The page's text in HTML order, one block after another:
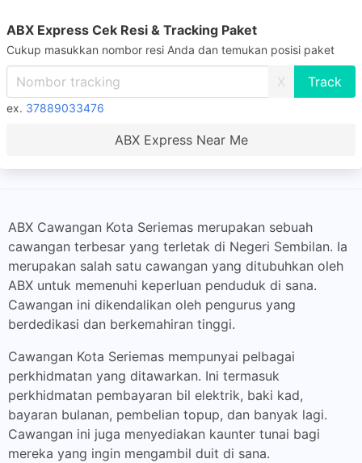
ABX Express Cek Resi & Tracking Paket
Cukup masukkan nombor resi Anda dan temukan posisi paket
X
ex. 37889033476
ABX Express Near Me
ABX Cawangan Kota Seriemas merupakan sebuah
cawangan terbesar yang terletak di Negeri Sembilan. Ia
merupakan salah satu cawangan yang ditubuhkan oleh
ABX untuk memenuhi keperluan penduduk di sana.
Cawangan ini dikendalikan oleh pengurus yang
berdedikasi dan berkemahiran tinggi.
Cawangan Kota Seriemas mempunyai pelbagai
perkhidmatan yang ditawarkan. Ini termasuk
perkhidmatan pembayaran bil elektrik, baki kad,
bayaran bulanan, pembelian topup, dan banyak lagi.
Cawangan ini juga menyediakan kaunter tunai bagi
mereka yang ingin mengambil duit di sana.